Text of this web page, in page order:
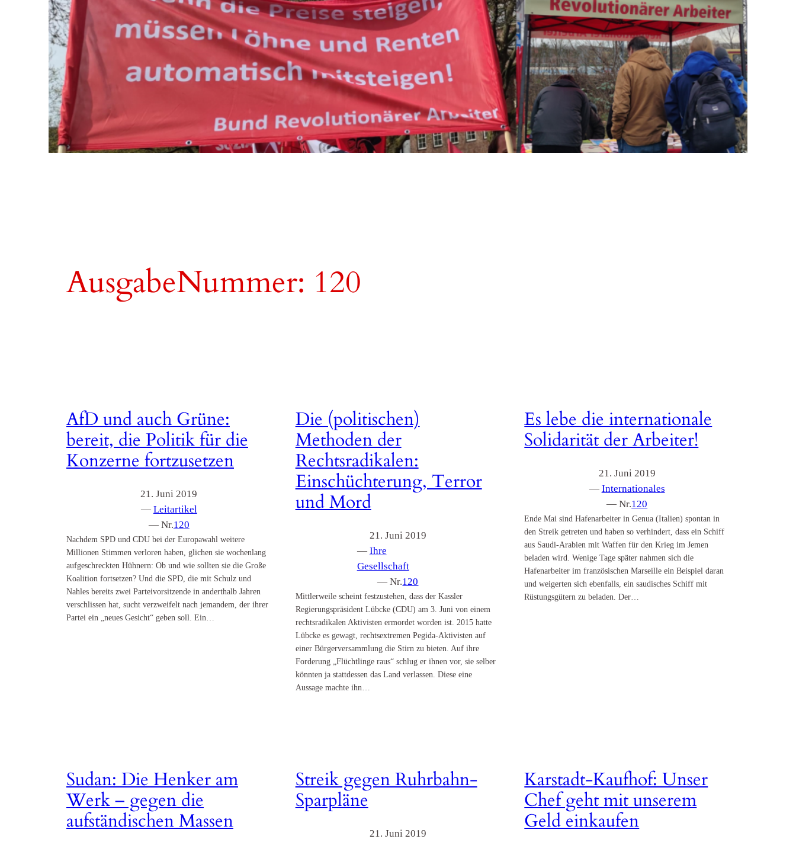
AusgabeNummer: 120
AfD und auch Grüne:
bereit, die Politik für die
Konzerne fortzusetzen
21. Juni 2019
— Leitartikel
— Nr.120
Nachdem SPD und CDU bei der Europawahl weitere
Millionen Stimmen verloren haben, glichen sie wochenlang
aufgeschreckten Hühnern: Ob und wie sollten sie die Große
Koalition fortsetzen? Und die SPD, die mit Schulz und
Nahles bereits zwei Parteivorsitzende in anderthalb Jahren
verschlissen hat, sucht verzweifelt nach jemandem, der ihrer
Partei ein „neues Gesicht“ geben soll. Ein…
Die (politischen)
Methoden der
Rechtsradikalen:
Einschüchterung, Terror
und Mord
21. Juni 2019
— Ihre
Gesellschaft
— Nr.120
Mittlerweile scheint festzustehen, dass der Kassler
Regierungspräsident Lübcke (CDU) am 3. Juni von einem
rechtsradikalen Aktivisten ermordet worden ist. 2015 hatte
Lübcke es gewagt, rechtsextremen Pegida-Aktivisten auf
einer Bürgerversammlung die Stirn zu bieten. Auf ihre
Forderung „Flüchtlinge raus“ schlug er ihnen vor, sie selber
könnten ja stattdessen das Land verlassen. Diese eine
Aussage machte ihn…
Es lebe die internationale
Solidarität der Arbeiter!
21. Juni 2019
— Internationales
— Nr.120
Ende Mai sind Hafenarbeiter in Genua (Italien) spontan in
den Streik getreten und haben so verhindert, dass ein Schiff
aus Saudi-Arabien mit Waffen für den Krieg im Jemen
beladen wird. Wenige Tage später nahmen sich die
Hafenarbeiter im französischen Marseille ein Beispiel daran
und weigerten sich ebenfalls, ein saudisches Schiff mit
Rüstungsgütern zu beladen. Der…
Sudan: Die Henker am
Werk – gegen die
aufständischen Massen
Streik gegen Ruhrbahn-
Sparpläne
21. Juni 2019
Karstadt-Kaufhof: Unser
Chef geht mit unserem
Geld einkaufen